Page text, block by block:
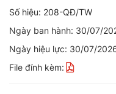
Số hiệu: 208-QĐ/TW
Ngày ban hành: 30/07/
Ngày hiệu lực: 30/07/
File đính kèm: